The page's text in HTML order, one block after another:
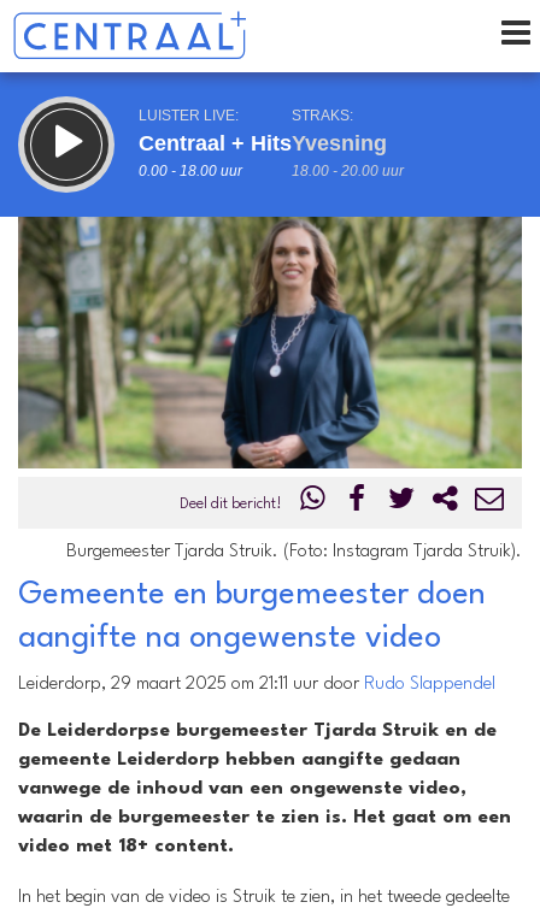
LUISTER LIVE:
Centraal + Hits
0.00 - 18.00 uur
STRAKS:
Yvesning
18.00 - 20.00 uur
Vorig uur uur 1 van 0 Volgend uur
Inklappen
Deel dit bericht!
Burgemeester Tjarda Struik. (Foto: Instagram Tjarda Struik).
Gemeente en burgemeester doen
aangifte na ongewenste video
Leiderdorp, 29 maart 2025 om 21:11 uur door Rudo Slappendel
De Leiderdorpse burgemeester Tjarda Struik en de
gemeente Leiderdorp hebben aangifte gedaan
vanwege de inhoud van een ongewenste video,
waarin de burgemeester te zien is. Het gaat om een
video met 18+ content.
In het begin van de video is Struik te zien, in het tweede gedeelte